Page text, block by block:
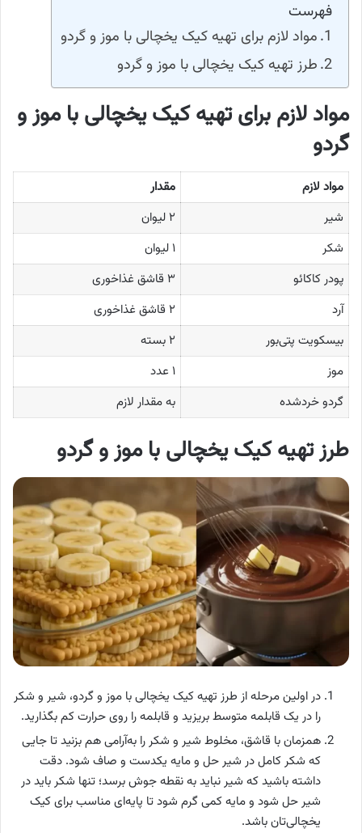
فهرست
مواد لازم برای تهیه کیک یخچالی با موز و گردو
طرز تهیه کیک یخچالی با موز و گردو
مواد لازم برای تهیه کیک یخچالی با موز و
گردو
مواد لازم
مقدار
شیر
۲ لیوان
شکر
۱ لیوان
پودر کاکائو
۳ قاشق غذاخوری
آرد
۲ قاشق غذاخوری
بیسکویت پتی‌بور
۲ بسته
موز
۱ عدد
گردو خردشده
به مقدار لازم
طرز تهیه کیک یخچالی با موز و گردو
در اولین مرحله از طرز تهیه کیک یخچالی با موز و گردو، شیر و شکر
را در یک قابلمه متوسط بریزید و قابلمه را روی حرارت کم بگذارید.
همزمان با قاشق، مخلوط شیر و شکر را به‌آرامی هم بزنید تا جایی
که شکر کامل در شیر حل و مایه یکدست و صاف شود. دقت
داشته باشید که شیر نباید به نقطه جوش برسد؛ تنها شکر باید در
شیر حل شود و مایه کمی گرم شود تا پایه‌ای مناسب برای کیک
یخچالی‌تان باشد.